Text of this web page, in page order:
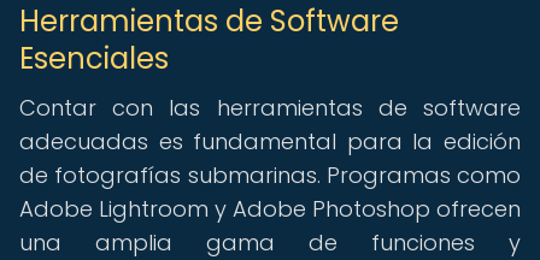
Herramientas de Software
Esenciales
Contar con las herramientas de software
adecuadas es fundamental para la edición
de fotografías submarinas. Programas como
Adobe Lightroom y Adobe Photoshop ofrecen
una amplia gama de funciones y